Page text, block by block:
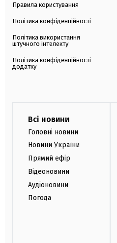
Правила користування
Політика конфіденційності
Політика використання
штучного інтелекту
Політика конфіденційності
додатку
Всі новини
Головні новини
Новини України
Прямий ефір
Відеоновини
Аудіоновини
Погода